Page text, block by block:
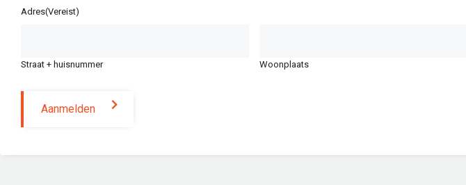
Adres(Vereist)
Straat + huisnummer Woonplaats